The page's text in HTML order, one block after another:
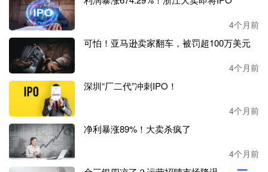
能在天猫迅速“破圈”，一方面是因为年轻用户群体的快速增
长，和40岁以上的老茶客不同，天猫用户的消费需求正在向
特色、小众倾斜；另一方面是因为天猫把更多更优质的流量
引导到正宗原产地。“和龙井、白茶等知名产地不同，对于
特色产地，消费者在挑选上还是有认知的门槛。我们今年通
过寻味山河行天猫春茶季溯源的活动，联动特色产地的政府
和头部品牌，帮助消费者选到真正的小产地好茶叶。”
“模式轻”、“门槛低”，中国茶品牌借淘宝卖全球
4个月前
可怕！亚马逊卖家翻车，被罚超100万美元
4个月前
深圳“厂二代”冲刺IPO！
4个月前
净利暴涨89%！大卖杀疯了
4个月前